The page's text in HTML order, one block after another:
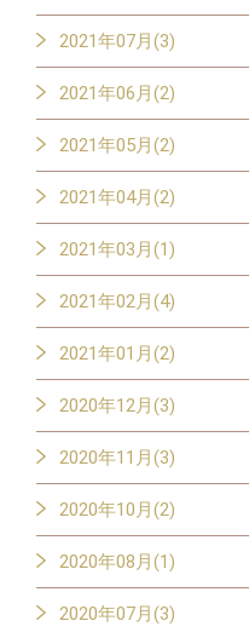
2021年07月(3)
2021年06月(2)
2021年05月(2)
2021年04月(2)
2021年03月(1)
2021年02月(4)
2021年01月(2)
2020年12月(3)
2020年11月(3)
2020年10月(2)
2020年08月(1)
2020年07月(3)